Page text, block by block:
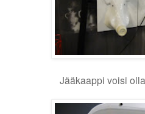
Jääkaappi voisi